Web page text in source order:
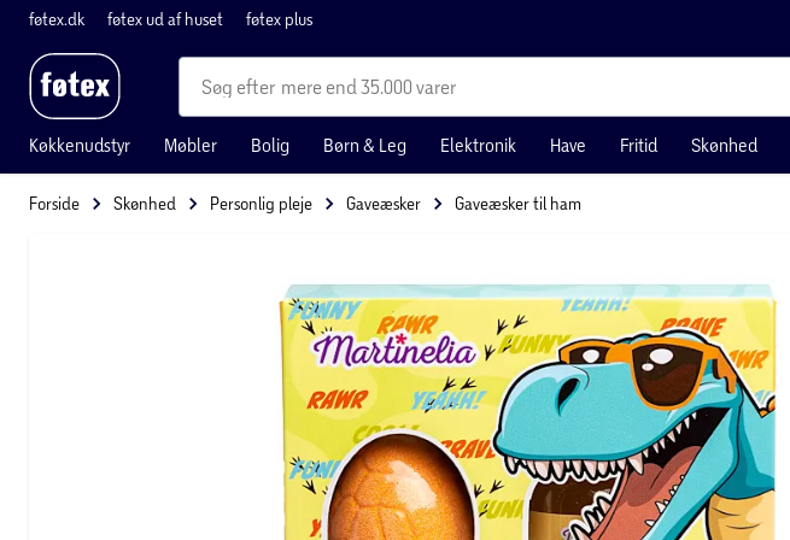
føtex.dk føtex ud af huset føtex plus
mere end 35.000 varer
Køkkenudstyr Møbler Bolig Børn & Leg Elektronik Have Fritid Skønhed
Forside Skønhed Personlig pleje Gaveæsker Gaveæsker til ham